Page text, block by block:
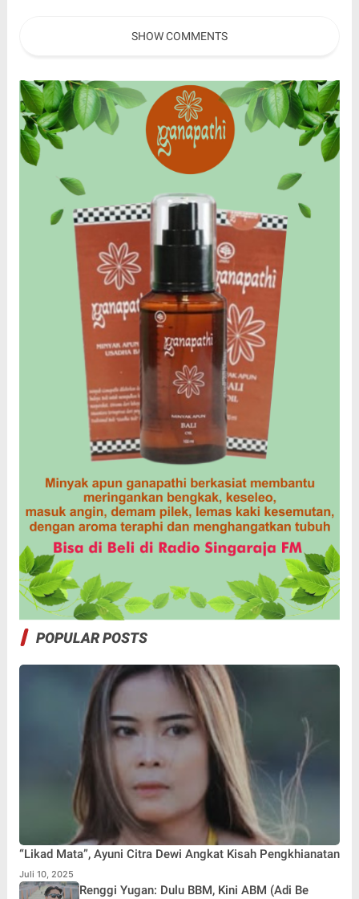
SHOW COMMENTS
POPULAR POSTS
“Likad Mata”, Ayuni Citra Dewi Angkat Kisah Pengkhianatan
Juli 10, 2025
Renggi Yugan: Dulu BBM, Kini ABM (Adi Be